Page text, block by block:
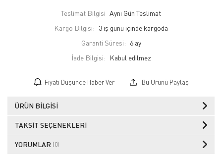
Teslimat Bilgisi Aynı Gün Teslimat
Kargo Bilgisi: 3 iş günü içinde kargoda
Garanti Süresi: 6 ay
İade Bilgisi:
Fiyatı Düşünce Haber Ver Bu Ürünü Paylaş
ÜRÜN BILGISI
TAKSIT SEÇENEKLERI
YORUMLAR (0)